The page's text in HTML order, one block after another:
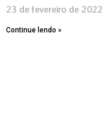
23 de fevereiro de 2022
Continue lendo »